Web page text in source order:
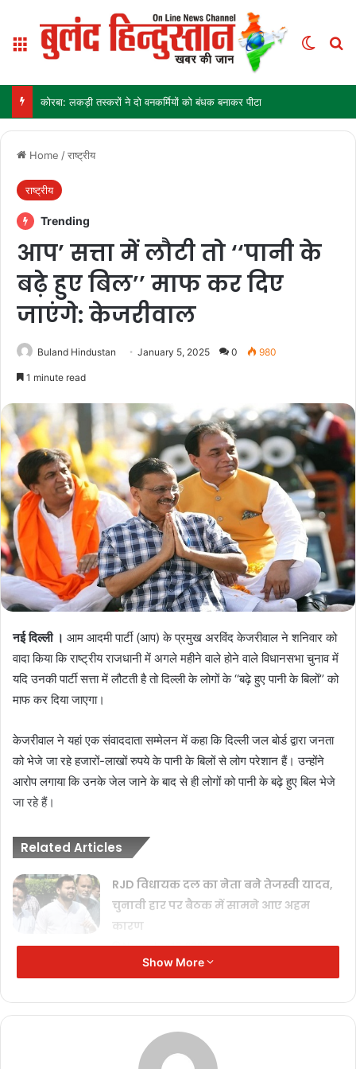
Menu
कोरबा: लकड़ी तस्करों ने दो वनकर्मियों को बंधक बनाकर पीटा
Home /राष्ट्रीय
राष्ट्रीय
Trending
आप’ सत्ता में लौटी तो ‘‘पानी के
बढ़े हुए बिल’’ माफ कर दिए
जाएंगे: केजरीवाल
Buland Hindustan January 5, 2025 0 980
1 minute read
नई दिल्ली । आम आदमी पार्टी (आप) के प्रमुख अरविंद केजरीवाल ने शनिवार को
वादा किया कि राष्ट्रीय राजधानी में अगले महीने वाले होने वाले विधानसभा चुनाव में
यदि उनकी पार्टी सत्ता में लौटती है तो दिल्ली के लोगों के ‘‘बढ़े हुए पानी के बिलों’’ को
माफ कर दिया जाएगा।
केजरीवाल ने यहां एक संवाददाता सम्मेलन में कहा कि दिल्ली जल बोर्ड द्वारा जनता
को भेजे जा रहे हजारों-लाखों रुपये के पानी के बिलों से लोग परेशान हैं। उन्होंने
आरोप लगाया कि उनके जेल जाने के बाद से ही लोगों को पानी के बढ़े हुए बिल भेजे
जा रहे हैं।
Related Articles
RJD विधायक दल का नेता बने तेजस्वी यादव,
चुनावी हार पर बैठक में सामने आए अहम
कारण
November 17, 2025
शिक्षक भर्ती घोटाला: पूर्व शिक्षा मंत्री पार्थ चटर्जी
को मिली ज़मानत, दो साल बाद जेल से रिहाई
India vs Australia: आखिरी टी20 रद्द, भारत
Show More